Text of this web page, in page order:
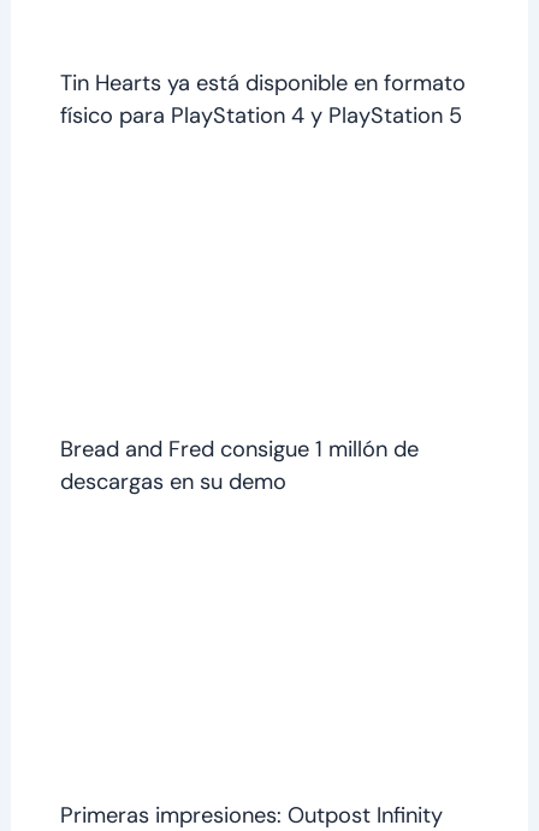
Tin Hearts ya está disponible en formato
físico para PlayStation 4 y PlayStation 5
Bread and Fred consigue 1 millón de
descargas en su demo
Primeras impresiones: Outpost Infinity